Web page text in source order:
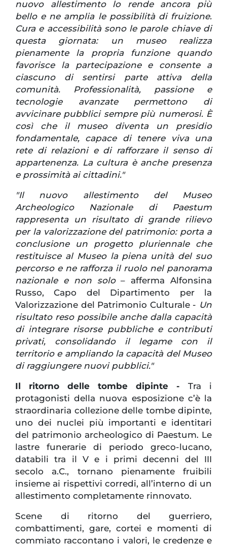
nuovo allestimento lo rende ancora più
bello e ne amplia le possibilità di fruizione.
Cura e accessibilità sono le parole chiave di
questa giornata: un museo realizza
pienamente la propria funzione quando
favorisce la partecipazione e consente a
ciascuno di sentirsi parte attiva della
comunità. Professionalità, passione e
tecnologie avanzate permettono di
avvicinare pubblici sempre più numerosi. È
così che il museo diventa un presidio
fondamentale, capace di tenere viva una
rete di relazioni e di rafforzare il senso di
appartenenza. La cultura è anche presenza
e prossimità ai cittadini."
"Il nuovo allestimento del Museo
Archeologico Nazionale di Paestum
rappresenta un risultato di grande rilievo
per la valorizzazione del patrimonio: porta a
conclusione un progetto pluriennale che
restituisce al Museo la piena unità del suo
percorso e ne rafforza il ruolo nel panorama
nazionale e non solo– afferma Alfonsina
Russo, Capo del Dipartimento per la
Valorizzazione del Patrimonio Culturale - Un
risultato reso possibile anche dalla capacità
di integrare risorse pubbliche e contributi
privati, consolidando il legame con il
territorio e ampliando la capacità del Museo
di raggiungere nuovi pubblici."
Il ritorno delle tombe dipinte - Tra i
protagonisti della nuova esposizione c’è la
straordinaria collezione delle tombe dipinte,
uno dei nuclei più importanti e identitari
del patrimonio archeologico di Paestum. Le
lastre funerarie di periodo greco-lucano,
databili tra il V e i primi decenni del III
secolo a.C., tornano pienamente fruibili
insieme ai rispettivi corredi, all’interno di un
allestimento completamente rinnovato.
Scene di ritorno del guerriero,
combattimenti, gare, cortei e momenti di
commiato raccontano i valori, le credenze e